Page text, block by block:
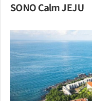
SONO Calm JEJU